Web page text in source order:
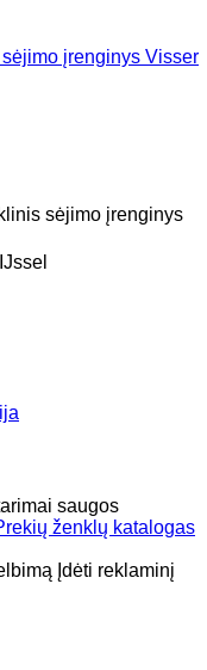
įrenginys Visser
sėjimo įrenginys
saugos
ženklų katalogas
Įdėti reklaminį